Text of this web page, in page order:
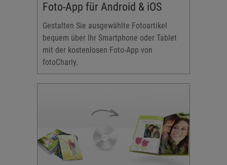
Foto-App für Android & iOS
Gestalten Sie ausgewählte Fotoartikel
bequem über Ihr Smartphone oder Tablet
mit der kostenlosen Foto-App von
fotoCharly.